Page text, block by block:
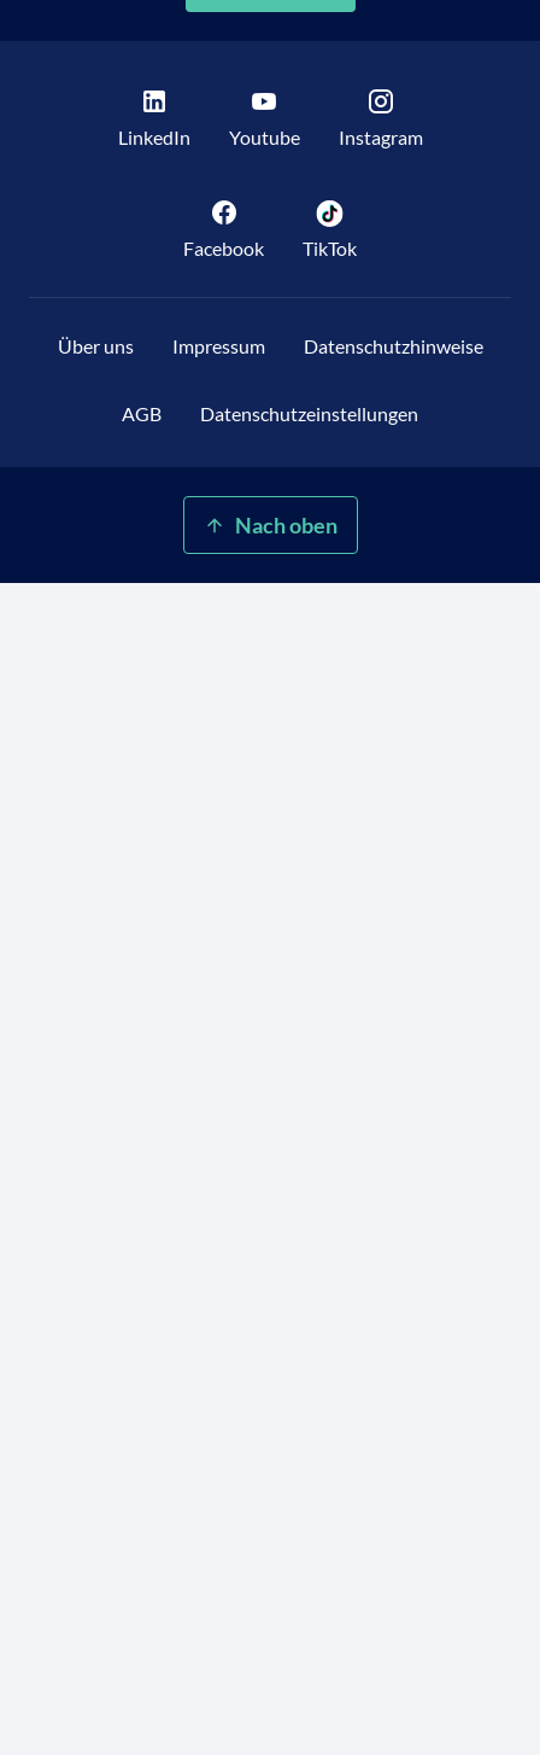
LinkedIn Youtube Instagram
Facebook TikTok
Über uns Impressum Datenschutzhinweise
AGB Datenschutzeinstellungen
Nach oben